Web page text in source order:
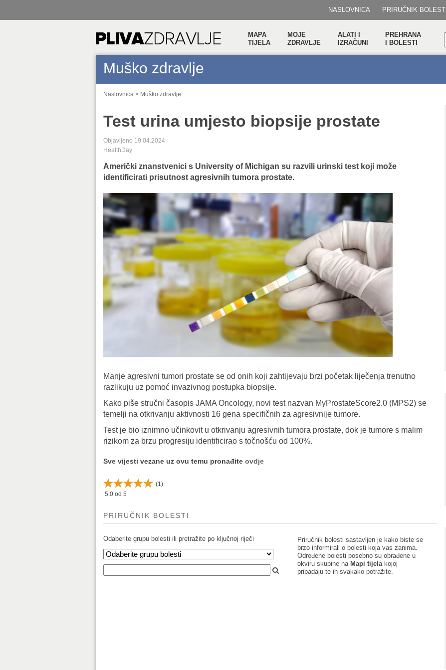
NASLOVNICA PRIRUČNIK BOLESTI
MAPA
TIJELA
MOJE
ZDRAVLJE
ALATI I
IZRAČUNI
PREHRANA
I BOLESTI
Muško zdravlje
Naslovnica > Muško zdravlje
Test urina umjesto biopsije prostate
Objavljeno 19.04.2024.
HealthDay
Američki znanstvenici s University of Michigan su razvili urinski test koji može
identificirati prisutnost agresivnih tumora prostate.
Manje agresivni tumori prostate se od onih koji zahtijevaju brzi početak liječenja trenutno
razlikuju uz pomoć invazivnog postupka biopsije.
Kako piše stručni časopis JAMA Oncology, novi test nazvan MyProstateScore2.0 (MPS2) se
temelji na otkrivanju aktivnosti 16 gena specifičnih za agresivnije tumore.
Test je bio iznimno učinkovit u otkrivanju agresivnih tumora prostate, dok je tumore s malim
rizikom za brzu progresiju identificirao s točnošću od 100%.
Sve vijesti vezane uz ovu temu pronađite ovdje
(1)
5.0 od 5
PRIRUČNIK BOLESTI
Odaberite grupu bolesti ili pretražite po ključnoj riječi
Priručnik bolesti sastavljen je kako biste se
brzo informirali o bolesti koja vas zanima.
Određene bolesti posebno su obrađene u
okviru skupine na Mapi tijelakojoj
pripadaju te ih svakako potražite.